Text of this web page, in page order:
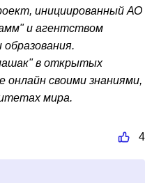
инициированный АО
и агентством
образования.
в открытых
онлайн своими знаниями,
мира.
4